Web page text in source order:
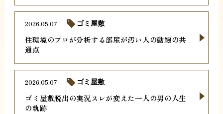
住環境のプロが分析する部屋が汚い人の動線の共
通点
2026.05.07 ゴミ屋敷
ゴミ屋敷脱出の実況スレが変えた一人の男の人生
の軌跡
2026.05.07 ゴミ屋敷